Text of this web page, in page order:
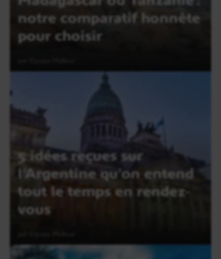
notre comparatif honnête
pour choisir
5 idées reçues sur
l'Argentine qu'on entend
tout le temps en rendez-
vous